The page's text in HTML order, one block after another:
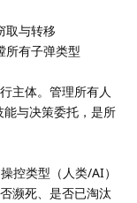
取与转移
有子弹类型
主体。管理所有人
与决策委托，是所
控类型（人类/AI）
濒死、是否已淘汰